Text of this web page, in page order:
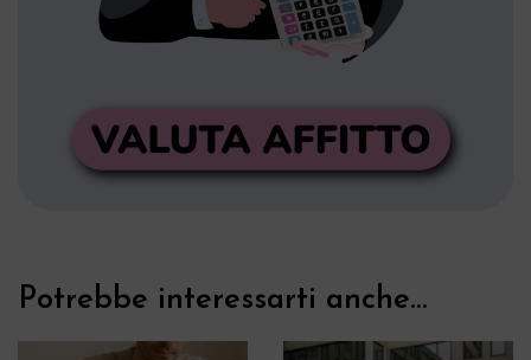
Potrebbe interessarti anche...